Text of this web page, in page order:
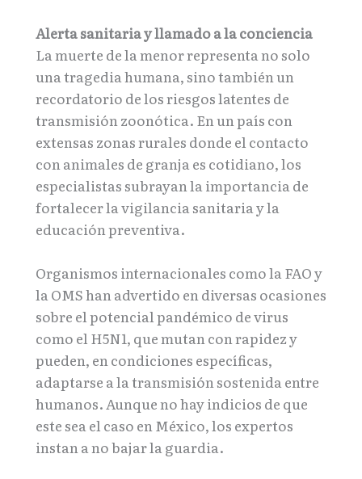
Alerta sanitaria y llamado a la conciencia
La muerte de la menor representa no solo
una tragedia humana, sino también un
recordatorio de los riesgos latentes de
transmisión zoonótica. En un país con
extensas zonas rurales donde el contacto
con animales de granja es cotidiano, los
especialistas subrayan la importancia de
fortalecer la vigilancia sanitaria y la
educación preventiva.
Organismos internacionales como la FAO y
la OMS han advertido en diversas ocasiones
sobre el potencial pandémico de virus
como el H5N1, que mutan con rapidez y
pueden, en condiciones específicas,
adaptarse a la transmisión sostenida entre
humanos. Aunque no hay indicios de que
este sea el caso en México, los expertos
instan a no bajar la guardia.